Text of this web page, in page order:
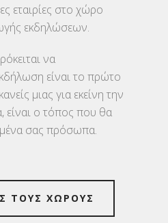
εταιρίες στο χώρο
εκδηλώσεων.
να
είναι το πρώτο
μιας για εκείνη την
είναι ο τόπος που θα
σας πρόσωπα.
ΤΟΥΣ ΧΩΡΟΥΣ